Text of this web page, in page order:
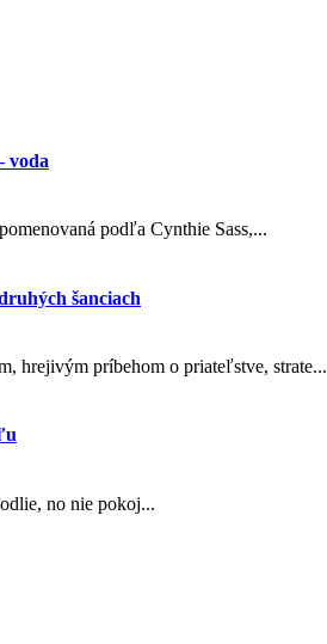
voda
podľa Cynthie Sass,...
šanciach
hrejivým príbehom o priateľstve, strate...
no nie pokoj...